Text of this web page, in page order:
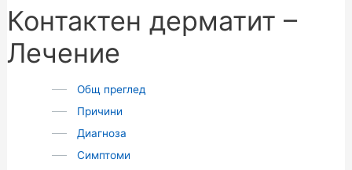
Контактен дерматит –
Лечение
Общ преглед
Причини
Диагноза
Симптоми